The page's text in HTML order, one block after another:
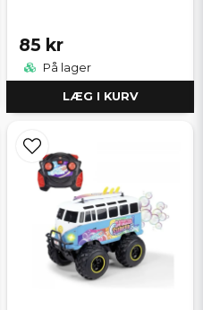
85 kr
På lager
LÆG I KURV